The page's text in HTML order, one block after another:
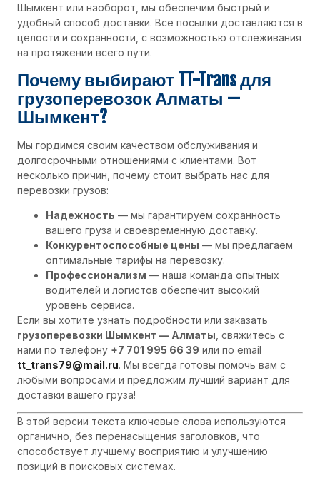
Шымкент или наоборот, мы обеспечим быстрый и
удобный способ доставки. Все посылки доставляются в
целости и сохранности, с возможностью отслеживания
на протяжении всего пути.
Почему выбирают TT-Trans для
грузоперевозок Алматы —
Шымкент?
Мы гордимся своим качеством обслуживания и
долгосрочными отношениями с клиентами. Вот
несколько причин, почему стоит выбрать нас для
перевозки грузов:
Надежность — мы гарантируем сохранность
вашего груза и своевременную доставку.
Конкурентоспособные цены — мы предлагаем
оптимальные тарифы на перевозку.
Профессионализм — наша команда опытных
водителей и логистов обеспечит высокий
уровень сервиса.
Если вы хотите узнать подробности или заказать
грузоперевозки Шымкент — Алматы , свяжитесь с
нами по телефону +7 701 995 66 39 или по email
tt_trans79@mail.ru. Мы всегда готовы помочь вам с
любыми вопросами и предложим лучший вариант для
доставки вашего груза!
В этой версии текста ключевые слова используются
органично, без перенасыщения заголовков, что
способствует лучшему восприятию и улучшению
позиций в поисковых системах.